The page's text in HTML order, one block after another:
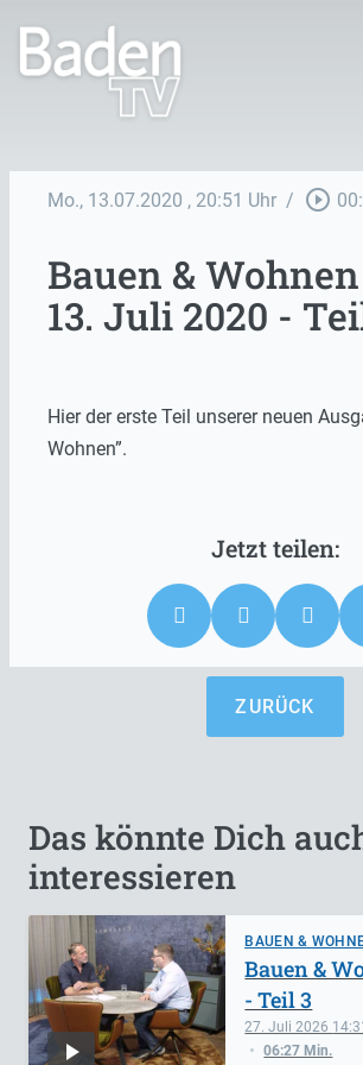
Mo., 13.07.2020 , 20:51 Uhr / play_circle_outline
Bauen &
13. Juli 2020 -
Hier der erste Teil unserer neuen
Wohnen”.
ZURÜCK
Das könnte Dich
interessieren
BAUEN &
27. Juli 2026
06:27 Min.
Bauen &
- Teil 3